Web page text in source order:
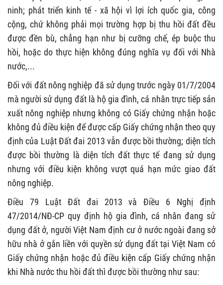
ninh; phát triển kinh tế - xã hội vì lợi ích quốc gia, công
cộng, chứ không phải mọi trường hợp bị thu hồi đất đều
được đền bù, chẳng hạn như bị cưỡng chế, ép buộc thu
hồi, hoặc do thực hiện không đúng nghĩa vụ đối với Nhà
nước,...
Đối với đất nông nghiệp đã sử dụng trước ngày 01/7/2004
mà người sử dụng đất là hộ gia đình, cá nhân trực tiếp sản
xuất nông nghiệp nhưng không có Giấy chứng nhận hoặc
không đủ điều kiện để được cấp Giấy chứng nhận theo quy
định của Luật Đất đai 2013 vẫn được bồi thường; diện tích
được bồi thường là diện tích đất thực tế đang sử dụng
nhưng với điều kiện không vượt quá hạn mức giao đất
nông nghiệp.
Điều 79 Luật Đất đai 2013 vàĐiều 6 Nghị định
47/2014/NĐ-CP quy định hộ gia đình, cá nhân đang sử
dụng đất ở, người Việt Nam định cư ở nước ngoài đang sở
hữu nhà ở gắn liền với quyền sử dụng đất tại Việt Nam có
Giấy chứng nhận hoặc đủ điều kiện cấp Giấy chứng nhận
khi Nhà nước thu hồi đất thì được bồi thường như sau: